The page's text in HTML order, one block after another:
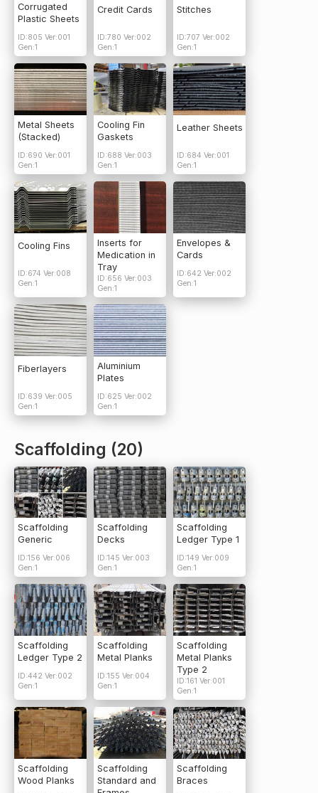
Corrugated
Plastic Sheets
ID:805 Ver:001
Gen:1
Credit Cards
ID:780 Ver:002
Gen:1
Stitches
ID:707 Ver:002
Gen:1
Metal Sheets
(Stacked)
ID:690 Ver:001
Gen:1
Cooling Fin
Gaskets
ID:688 Ver:003
Gen:1
Leather Sheets
ID:684 Ver:001
Gen:1
Cooling Fins
ID:674 Ver:008
Gen:1
Inserts for
Medication in
Tray
ID:656 Ver:003
Gen:1
Envelopes &
Cards
ID:642 Ver:002
Gen:1
Fiberlayers
ID:639 Ver:005
Gen:1
Aluminium
Plates
ID:625 Ver:002
Gen:1
Scaffolding (20)
Scaffolding
Generic
ID:156 Ver:006
Gen:1
Scaffolding
Decks
ID:145 Ver:003
Gen:1
Scaffolding
Ledger Type 1
ID:149 Ver:009
Gen:1
Scaffolding
Ledger Type 2
ID:442 Ver:002
Gen:1
Scaffolding
Metal Planks
ID:155 Ver:004
Gen:1
Scaffolding
Metal Planks
Type 2
ID:161 Ver:001
Gen:1
Scaffolding
Wood Planks
Scaffolding
Standard and
Scaffolding
Braces